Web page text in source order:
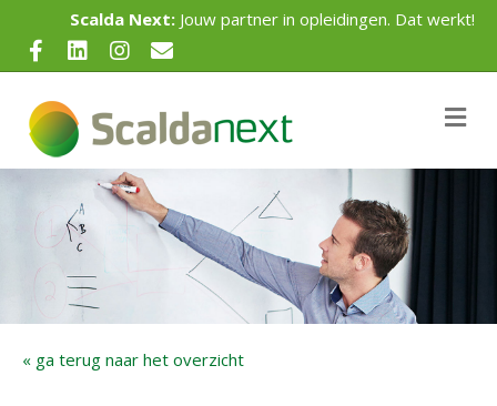
Scalda Next: Jouw partner in opleidingen. Dat werkt!
Facebook
LinkedinInstagram
Email
« ga terug naar het overzicht